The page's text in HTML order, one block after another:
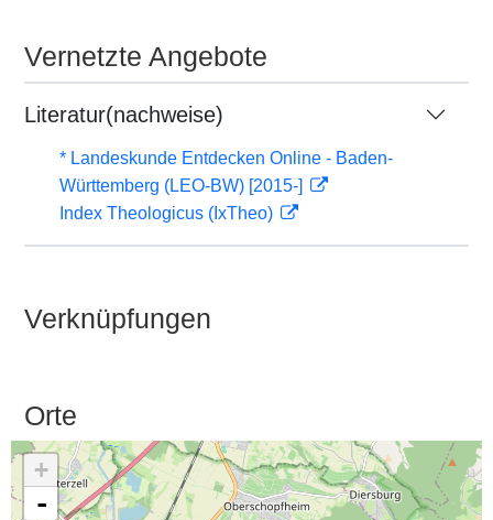
Vernetzte Angebote
Literatur(nachweise)
* Landeskunde Entdecken Online - Baden-
Württemberg (LEO-BW) [2015-]
Index Theologicus (IxTheo)
Verknüpfungen
Orte
+
-